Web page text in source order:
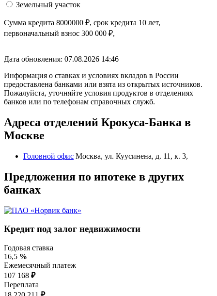
Земельный участок
Сумма кредита 8000000 ₽, срок кредита 10 лет,
первоначальный взнос 300 000 ₽,
Дата обновления: 07.08.2026 14:46
Информация о ставках и условиях вкладов в России
предоставлена банками или взята из открытых источников.
Пожалуйста, уточняйте условия продуктов в отделениях
банков или по телефонам справочных служб.
Адреса отделений Крокуса-Банка в
Москве
Головной офис Москва, ул. Куусинена, д. 11, к. 3,
Предложения по ипотеке в других
банках
Кредит под залог недвижимости
Годовая ставка
16,5 %
Ежемесячный платеж
107 168 ₽
Переплата